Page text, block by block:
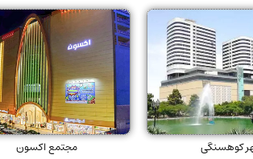
کوهسنگی مجتمع اکسون